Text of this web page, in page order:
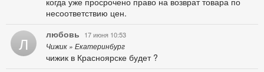
несоответствию цен.
Л любовь
17 июня 10:53
Чижик » Екатеринбург
чижик в Красноярске будет ?